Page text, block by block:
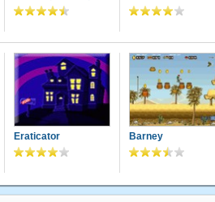
Eraticator Barney